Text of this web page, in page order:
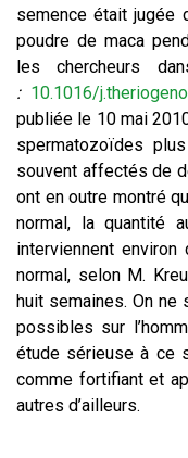
semence était jugée
poudre de maca
les chercheurs
: 10.1016/
publiée le 10 mai
spermatozoïdes
souvent affectés de
ont en outre montré
normal, la quantité
interviennent
normal, selon M.
huit semaines. On
possibles sur
étude sérieuse à ce
comme fortifiant et
autres d’ailleurs.